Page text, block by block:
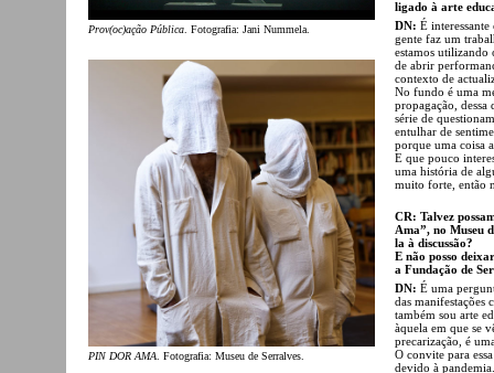
Prov(oc)ação Pública. Fotografia: Jani Nummela.
PIN DOR AMA. Fotografia: Museu de Serralves.
ligado à arte
DN: É
gente faz um
estamos utilizando
de abrir
contexto de
No fundo é uma
propagação, dessa
série de
entulhar de
porque uma coisa
E que pouco
uma história de
muito forte, então
CR: Talvez
Ama”, no Museu
la à discussão?
E não posso
a Fundação de
DN: É uma
das manifestações
também sou arte
àquela em que se
precarização, é
O convite para
devido à